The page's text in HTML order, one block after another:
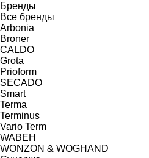
Бренды
Все бренды
Arbonia
Broner
CALDO
Grota
Prioform
SECADO
Smart
Terma
Terminus
Vario Term
WABEH
WONZON & WOGHAND